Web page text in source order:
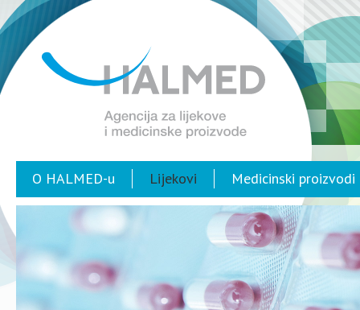
O HALMED-u Lijekovi Medicinski proizvodi